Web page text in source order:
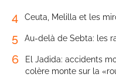
4 Ceuta, Melilla et les
5 Au-delà de Sebta: les
6
El Jadida: accidents
colère monte sur la